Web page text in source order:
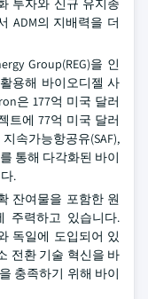
투자와 신규 유지종
ADM의 지배력을 더
Group(REG)을 인
용해 바이오디젤 사
은 177억 미국 달러
트에 77억 미국 달러
속가능항공유(SAF),
통해 다각화된 바이
.
잔여물을 포함한 원
주력하고 있습니다.
독일에 도입되어 있
전환 기술 혁신을 바
충족하기 위해 바이